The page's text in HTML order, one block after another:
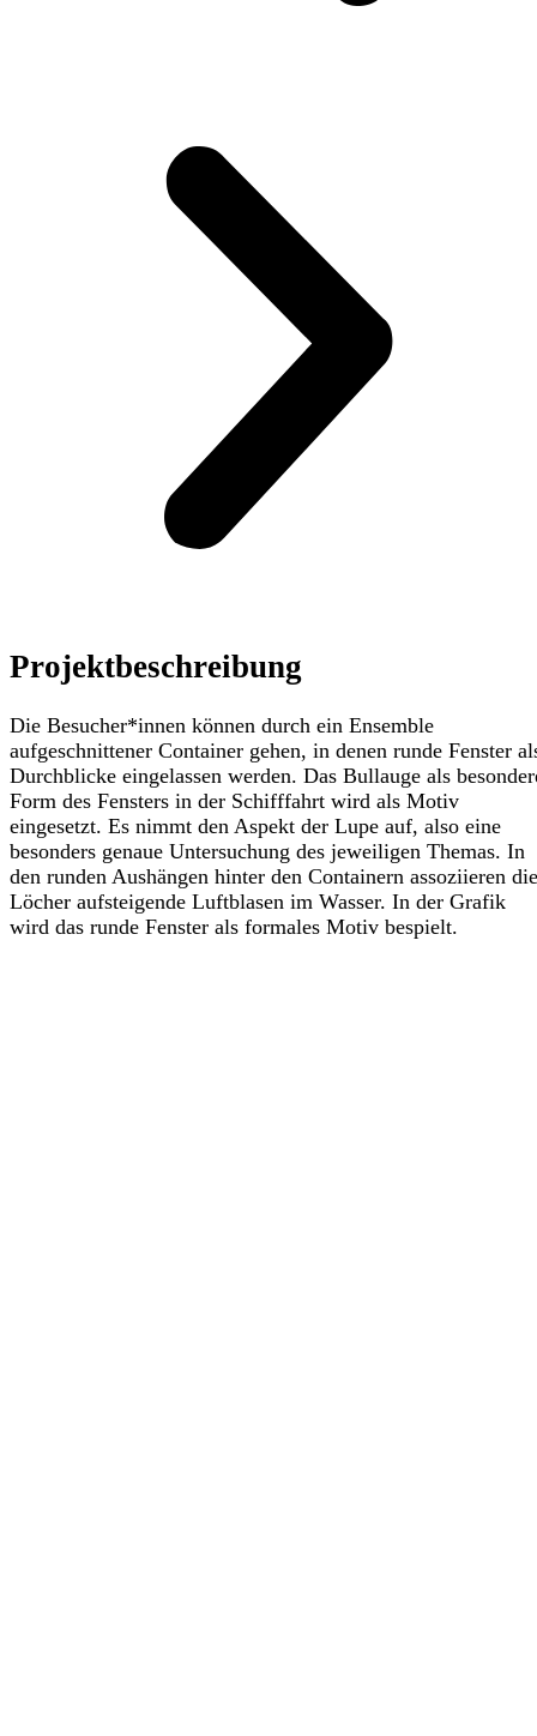
Projektbeschreibung
Die Besucher*innen können durch ein Ensemble
aufgeschnittener Container gehen, in denen runde Fenster
Durchblicke eingelassen werden. Das Bullauge als
Form des Fensters in der Schifffahrt wird als Motiv
eingesetzt. Es nimmt den Aspekt der Lupe auf, also eine
besonders genaue Untersuchung des jeweiligen Themas. In
den runden Aushängen hinter den Containern assoziieren die
Löcher aufsteigende Luftblasen im Wasser. In der Grafik
wird das runde Fenster als formales Motiv bespielt.